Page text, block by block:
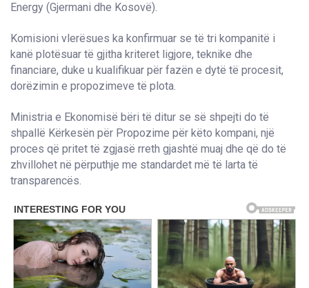
Energy (Gjermani dhe Kosovë).
Komisioni vlerësues ka konfirmuar se të tri kompanitë i
kanë plotësuar të gjitha kriteret ligjore, teknike dhe
financiare, duke u kualifikuar për fazën e dytë të procesit,
dorëzimin e propozimeve të plota.
Ministria e Ekonomisë bëri të ditur se së shpejti do të
shpallë Kërkesën për Propozime për këto kompani, një
proces që pritet të zgjasë rreth gjashtë muaj dhe që do të
zhvillohet në përputhje me standardet më të larta të
transparencës.